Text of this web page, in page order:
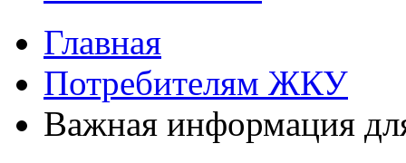
Главная
Потребителям ЖКУ
Важная информация